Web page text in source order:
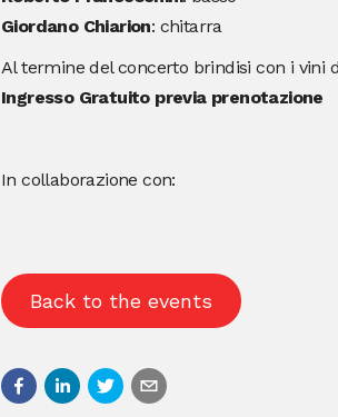
Giordano Chiarion: chitarra
Al termine del concerto brindisi con i vini
Ingresso Gratuito previa prenotazione
In collaborazione con:
Back to the events